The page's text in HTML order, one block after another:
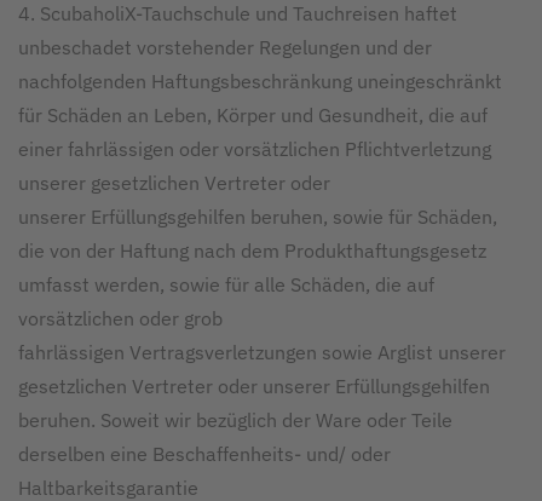
4. ScubaholiX-Tauchschule und Tauchreisen haftet
unbeschadet vorstehender Regelungen und der
nachfolgenden Haftungsbeschränkung uneingeschränkt
für Schäden an Leben, Körper und Gesundheit, die auf
einer fahrlässigen oder vorsätzlichen Pflichtverletzung
unserer gesetzlichen Vertreter oder
unserer Erfüllungsgehilfen beruhen, sowie für Schäden,
die von der Haftung nach dem Produkthaftungsgesetz
umfasst werden, sowie für alle Schäden, die auf
vorsätzlichen oder grob
fahrlässigen Vertragsverletzungen sowie Arglist unserer
gesetzlichen Vertreter oder unserer Erfüllungsgehilfen
beruhen. Soweit wir bezüglich der Ware oder Teile
derselben eine Beschaffenheits- und/ oder
Haltbarkeitsgarantie